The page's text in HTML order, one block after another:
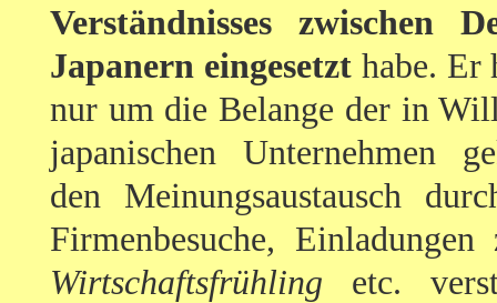
Verständnisses zwischen
Japanern eingesetzthabe. Er
nur um die Belange der in
japanischen Unternehmen
den Meinungsaustausch
Firmenbesuche,
Wirtschaftsfrühling etc.